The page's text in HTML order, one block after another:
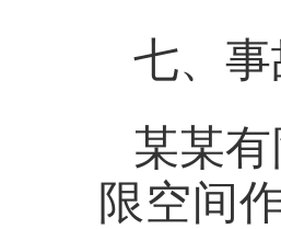
七、
某某有
限空间